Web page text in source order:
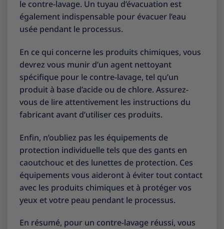
le contre-lavage. Un tuyau d’évacuation est
également indispensable pour évacuer l’eau
usée pendant le processus.
En ce qui concerne les produits chimiques, vous
devrez vous munir d’un agent nettoyant
spécifique pour le contre-lavage, tel qu’un
produit à base d’acide ou de chlore. Assurez-
vous de lire attentivement les instructions du
fabricant avant d’utiliser ces produits.
Enfin, n’oubliez pas les équipements de
protection individuelle tels que des gants en
caoutchouc et des lunettes de protection. Ces
équipements vous aideront à éviter tout contact
avec les produits chimiques et à protéger vos
yeux et votre peau pendant le processus.
En résumé, pour un contre-lavage réussi, vous